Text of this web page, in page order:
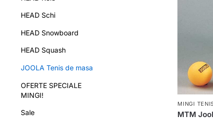
MINGI
MTM
HEAD Schi
HEAD Snowboard
HEAD Squash
JOOLA Tenis de masa
OFERTE SPECIALE
MINGI!
Sale